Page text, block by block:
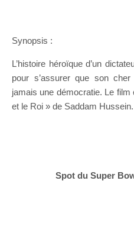
Synopsis :
L’histoire héroïque d’un
pour s’assurer que son
jamais une démocratie. Le
et le Roi » de Saddam Hussein.
Spot du Super